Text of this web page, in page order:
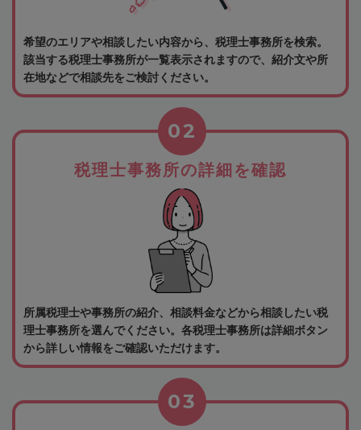
希望のエリアや相談したい内容から、税理士事務所を検索。
該当する税理士事務所が一覧表示されますので、紹介文や所
在地などで相談先をご検討ください。
税理士事務所の詳細を確認
02
所属税理士や事務所の紹介、相談料金などから相談したい税
理士事務所を選んでください。各税理士事務所は詳細ボタン
から詳しい情報をご確認いただけます。
03